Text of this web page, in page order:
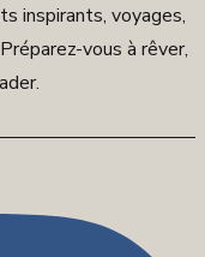
inspirants, voyages,
vous à rêver,